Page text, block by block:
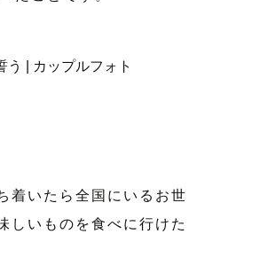
着いたら全国にいるお世
しいものを食べに行けた